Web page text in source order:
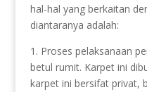
hal-hal yang berkaitan
diantaranya adalah:
1. Proses pelaksanaan
betul rumit. Karpet ini
karpet ini bersifat privat,